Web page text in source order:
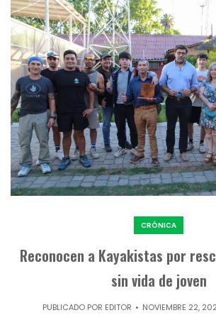
CRÓNICA
Reconocen a Kayakistas por
sin vida de joven
PUBLICADO POR EDITOR NOVIEMBRE 22,